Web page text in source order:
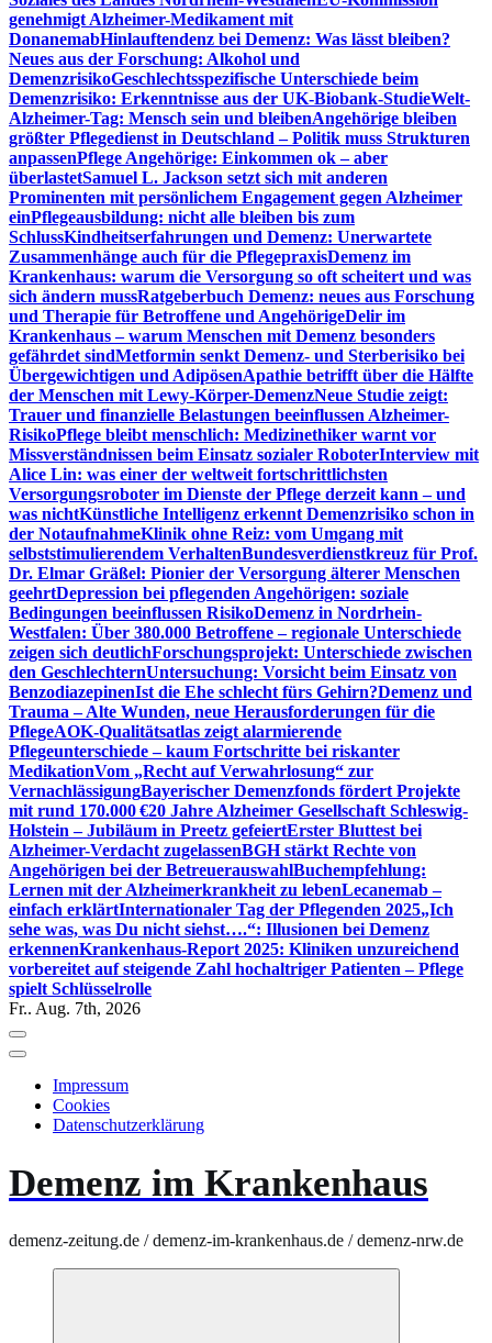
genehmigt Alzheimer-Medikament mit
DonanemabHinlauftendenz bei Demenz: Was lässt bleiben?
Neues aus der Forschung: Alkohol und
DemenzrisikoGeschlechtsspezifische Unterschiede beim
Demenzrisiko: Erkenntnisse aus der UK-Biobank-StudieWelt-
Alzheimer-Tag: Mensch sein und bleibenAngehörige bleiben
größter Pflegedienst in Deutschland – Politik muss Strukturen
anpassenPflege Angehörige: Einkommen ok – aber
überlastetSamuel L. Jackson setzt sich mit anderen
Prominenten mit persönlichem Engagement gegen Alzheimer
einPflegeausbildung: nicht alle bleiben bis zum
SchlussKindheitserfahrungen und Demenz: Unerwartete
Zusammenhänge auch für die PflegepraxisDemenz im
Krankenhaus: warum die Versorgung so oft scheitert und was
sich ändern mussRatgeberbuch Demenz: neues aus Forschung
und Therapie für Betroffene und AngehörigeDelir im
Krankenhaus – warum Menschen mit Demenz besonders
gefährdet sindMetformin senkt Demenz- und Sterberisiko bei
Übergewichtigen und AdipösenApathie betrifft über die Hälfte
der Menschen mit Lewy-Körper-DemenzNeue Studie zeigt:
Trauer und finanzielle Belastungen beeinflussen Alzheimer-
RisikoPflege bleibt menschlich: Medizinethiker warnt vor
Missverständnissen beim Einsatz sozialer RoboterInterview mit
Alice Lin: was einer der weltweit fortschrittlichsten
Versorgungsroboter im Dienste der Pflege derzeit kann – und
was nichtKünstliche Intelligenz erkennt Demenzrisiko schon in
der NotaufnahmeKlinik ohne Reiz: vom Umgang mit
selbststimulierendem VerhaltenBundesverdienstkreuz für Prof.
Dr. Elmar Gräßel: Pionier der Versorgung älterer Menschen
geehrtDepression bei pflegenden Angehörigen: soziale
Bedingungen beeinflussen RisikoDemenz in Nordrhein-
Westfalen: Über 380.000 Betroffene – regionale Unterschiede
zeigen sich deutlichForschungsprojekt: Unterschiede zwischen
den GeschlechternUntersuchung: Vorsicht beim Einsatz von
BenzodiazepinenIst die Ehe schlecht fürs Gehirn?Demenz und
Trauma – Alte Wunden, neue Herausforderungen für die
PflegeAOK-Qualitätsatlas zeigt alarmierende
Pflegeunterschiede – kaum Fortschritte bei riskanter
MedikationVom „Recht auf Verwahrlosung“ zur
VernachlässigungBayerischer Demenzfonds fördert Projekte
mit rund 170.000 €20 Jahre Alzheimer Gesellschaft Schleswig-
Holstein – Jubiläum in Preetz gefeiertErster Bluttest bei
Alzheimer-Verdacht zugelassenBGH stärkt Rechte von
Angehörigen bei der BetreuerauswahlBuchempfehlung:
Lernen mit der Alzheimerkrankheit zu lebenLecanemab –
einfach erklärtInternationaler Tag der Pflegenden 2025„Ich
sehe was, was Du nicht siehst….“: Illusionen bei Demenz
erkennenKrankenhaus-Report 2025: Kliniken unzureichend
vorbereitet auf steigende Zahl hochaltriger Patienten – Pflege
spielt Schlüsselrolle
Fr.. Aug. 7th, 2026
Impressum
Cookies
Datenschutzerklärung
Demenz im Krankenhaus
demenz-zeitung.de / demenz-im-krankenhaus.de / demenz-nrw.de